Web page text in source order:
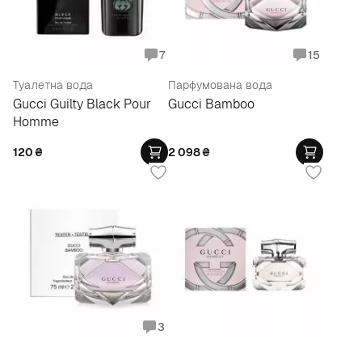
7
Туалетна вода
Gucci Guilty Black Pour
Homme
120₴
15
Парфумована вода
Gucci Bamboo
2 098₴
3